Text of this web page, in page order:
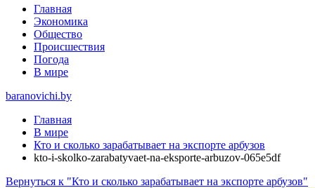
Главная
Экономика
Общество
Происшествия
Погода
В мире
baranovichi.by
Главная
В мире
Кто и сколько зарабатывает на экспорте арбузов
kto-i-skolko-zarabatyvaet-na-eksporte-arbuzov-065e5df
Вернуться к "Кто и сколько зарабатывает на экспорте арбузов"